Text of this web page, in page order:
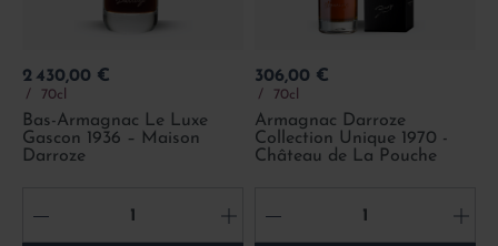
Prix
2 430,00 €
70cl
Bas-Armagnac Le Luxe
Gascon 1936 – Maison
Darroze
- +
Prix
306,00 €
70cl
Armagnac Darroze
Collection Unique 1970 -
Château de La Pouche
- +